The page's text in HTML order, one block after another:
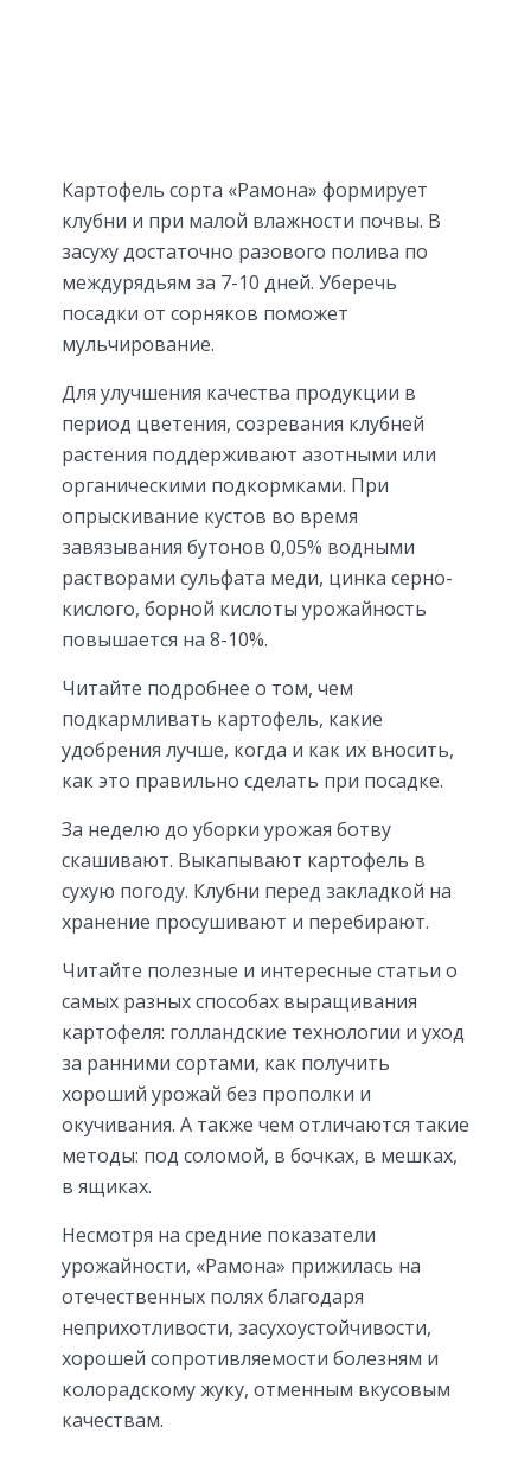
Картофель сорта «Рамона» формирует
клубни и при малой влажности почвы. В
засуху достаточно разового полива по
междурядьям за 7-10 дней. Уберечь
посадки от сорняков поможет
мульчирование.
Для улучшения качества продукции в
период цветения, созревания клубней
растения поддерживают азотными или
органическими подкормками. При
опрыскивание кустов во время
завязывания бутонов 0,05% водными
растворами сульфата меди, цинка серно-
кислого, борной кислоты урожайность
повышается на 8-10%.
Читайте подробнее о том, чем
подкармливать картофель, какие
удобрения лучше, когда и как их вносить,
как это правильно сделать при посадке.
За неделю до уборки урожая ботву
скашивают. Выкапывают картофель в
сухую погоду. Клубни перед закладкой на
хранение просушивают и перебирают.
Читайте полезные и интересные статьи о
самых разных способах выращивания
картофеля: голландские технологии и уход
за ранними сортами, как получить
хороший урожай без прополки и
окучивания. А также чем отличаются такие
методы: под соломой, в бочках, в мешках,
в ящиках.
Несмотря на средние показатели
урожайности, «Рамона» прижилась на
отечественных полях благодаря
неприхотливости, засухоустойчивости,
хорошей сопротивляемости болезням и
колорадскому жуку, отменным вкусовым
качествам.